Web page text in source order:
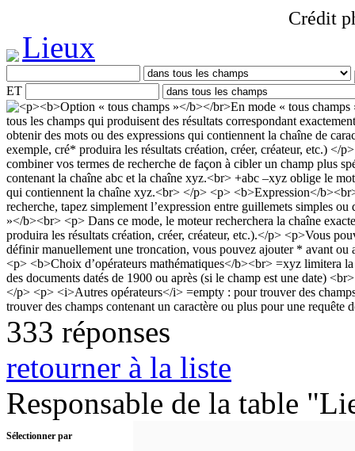
Crédit
Lieux
ET
333 réponses
retourner à la liste
Responsable de la table
Sélectionner par